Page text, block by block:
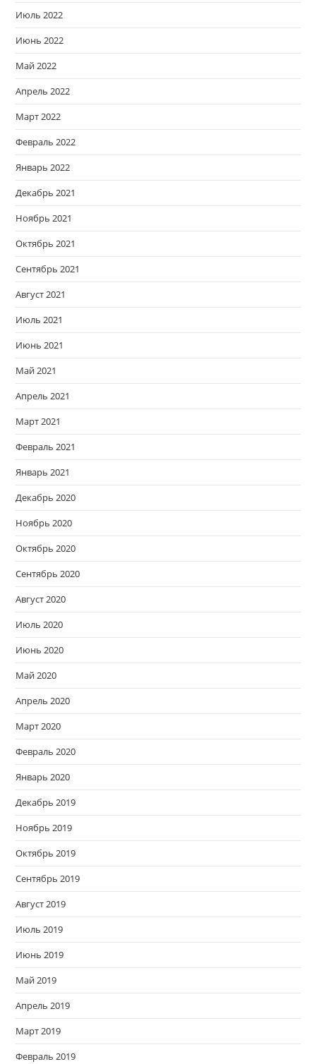
Июль 2022
Июнь 2022
Май 2022
Апрель 2022
Март 2022
Февраль 2022
Январь 2022
Декабрь 2021
Ноябрь 2021
Октябрь 2021
Сентябрь 2021
Август 2021
Июль 2021
Июнь 2021
Май 2021
Апрель 2021
Март 2021
Февраль 2021
Январь 2021
Декабрь 2020
Ноябрь 2020
Октябрь 2020
Сентябрь 2020
Август 2020
Июль 2020
Июнь 2020
Май 2020
Апрель 2020
Март 2020
Февраль 2020
Январь 2020
Декабрь 2019
Ноябрь 2019
Октябрь 2019
Сентябрь 2019
Август 2019
Июль 2019
Июнь 2019
Май 2019
Апрель 2019
Март 2019
Февраль 2019